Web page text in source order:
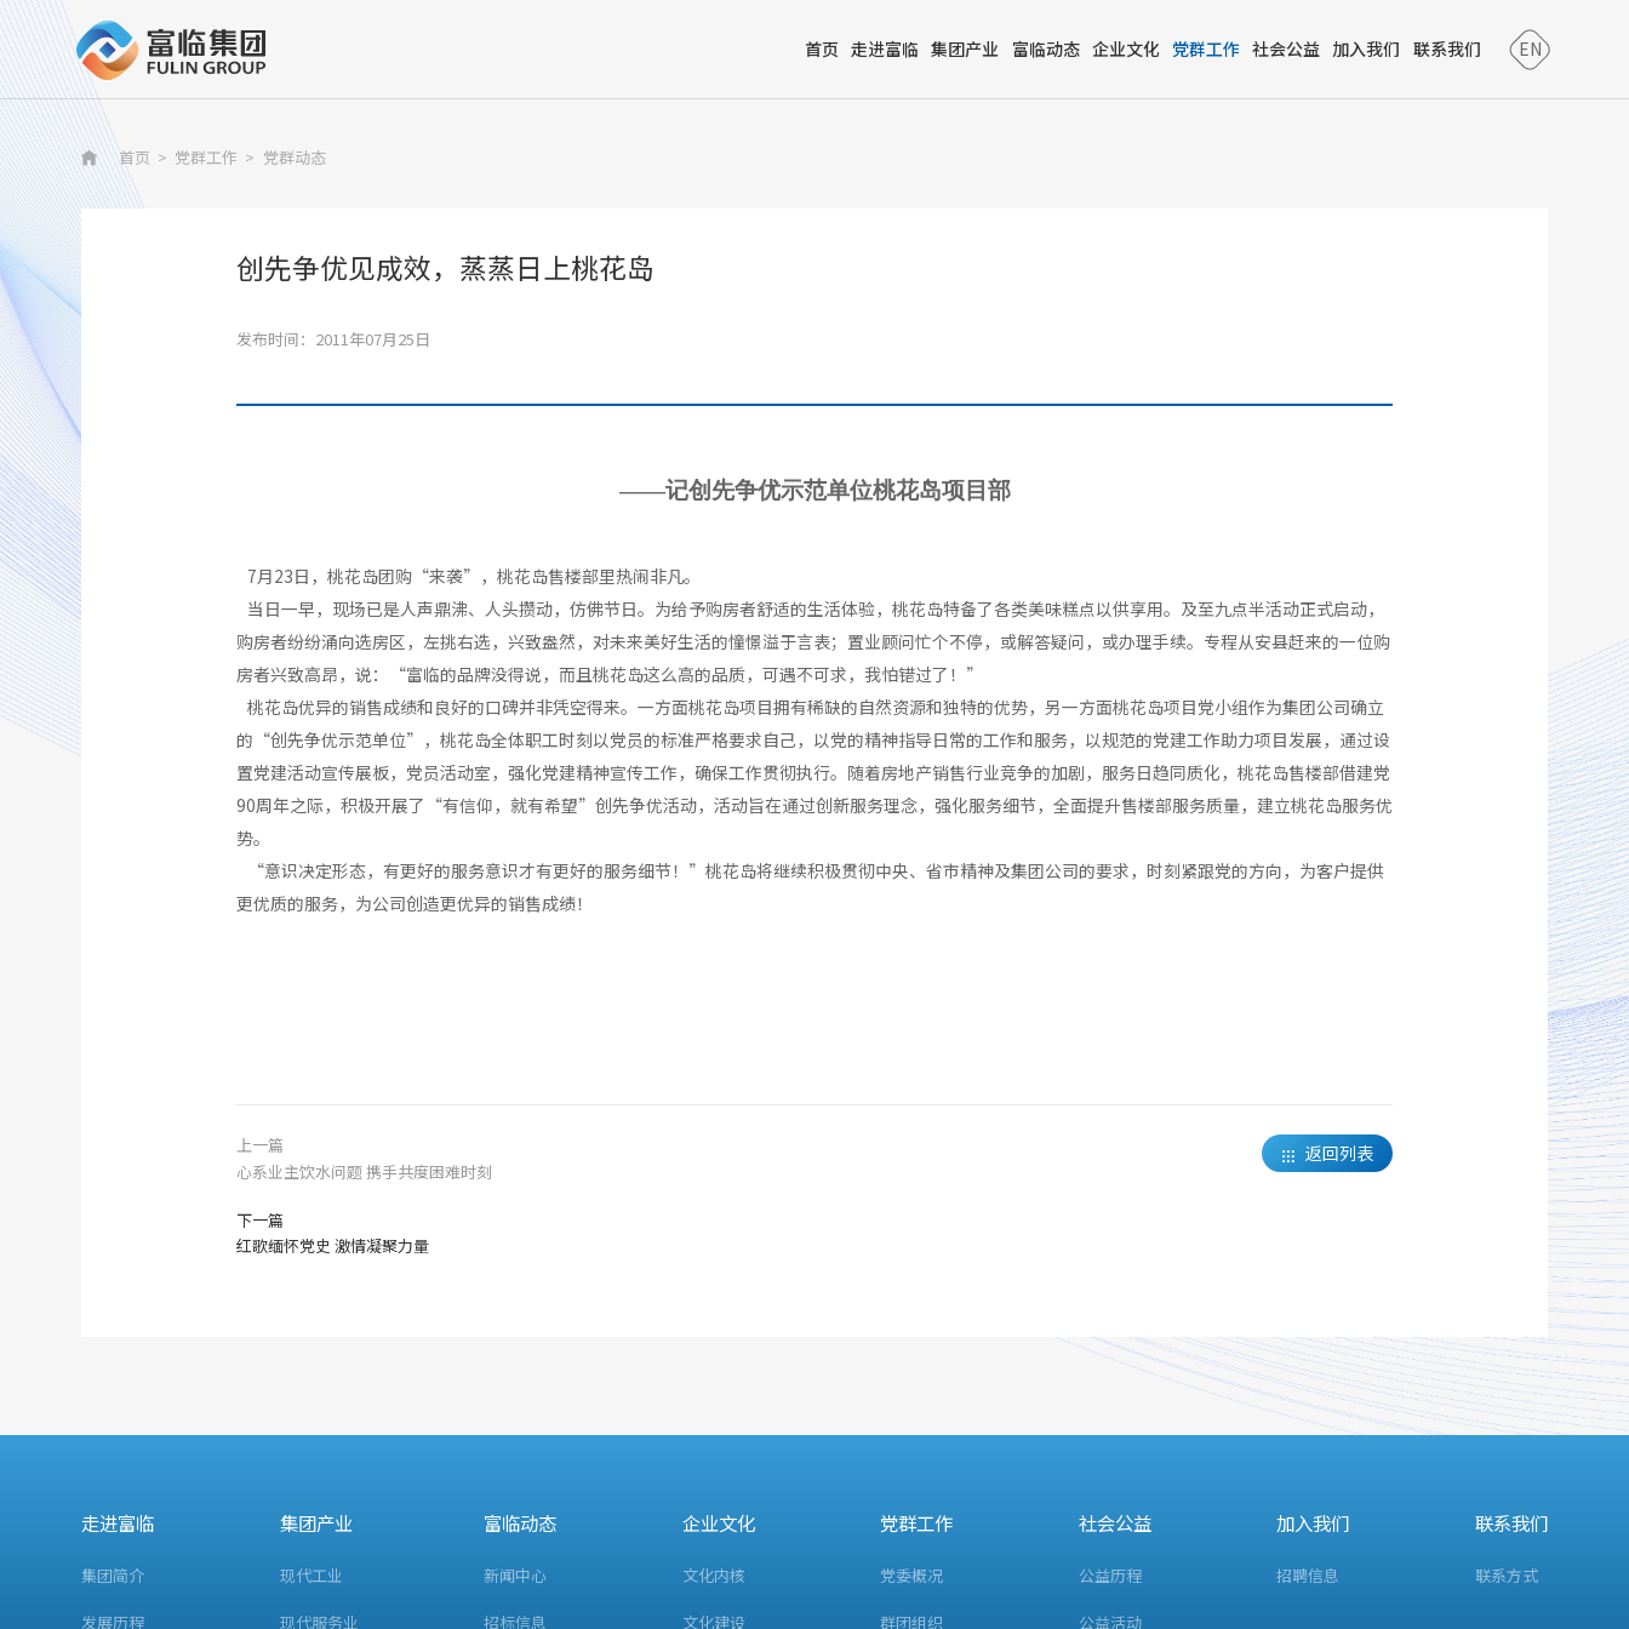
首页 走进富临 集团产业 富临动态 企业文化 党群工作 社会公益 加入我们 联系我们 EN
 首页 > 党群工作 > 党群动态
创先争优见成效，蒸蒸日上桃花岛
发布时间：2011年07月25日
——记创先争优示范单位桃花岛项目部
7月23日，桃花岛团购“来袭”，桃花岛售楼部里热闹非凡。
当日一早，现场已是人声鼎沸、人头攒动，仿佛节日。为给予购房者舒适的生活体验，桃花岛特备了各类美味糕点以供享用。及至九点半活动正式启动，
购房者纷纷涌向选房区，左挑右选，兴致盎然，对未来美好生活的憧憬溢于言表；置业顾问忙个不停，或解答疑问，或办理手续。专程从安县赶来的一位购
房者兴致高昂，说：“富临的品牌没得说，而且桃花岛这么高的品质，可遇不可求，我怕错过了！”
桃花岛优异的销售成绩和良好的口碑并非凭空得来。一方面桃花岛项目拥有稀缺的自然资源和独特的优势，另一方面桃花岛项目党小组作为集团公司确立
的“创先争优示范单位”，桃花岛全体职工时刻以党员的标准严格要求自己，以党的精神指导日常的工作和服务，以规范的党建工作助力项目发展，通过设
置党建活动宣传展板，党员活动室，强化党建精神宣传工作，确保工作贯彻执行。随着房地产销售行业竞争的加剧，服务日趋同质化，桃花岛售楼部借建党
90周年之际，积极开展了“有信仰，就有希望”创先争优活动，活动旨在通过创新服务理念，强化服务细节，全面提升售楼部服务质量，建立桃花岛服务优
势。
“意识决定形态，有更好的服务意识才有更好的服务细节！”桃花岛将继续积极贯彻中央、省市精神及集团公司的要求，时刻紧跟党的方向，为客户提供
更优质的服务，为公司创造更优异的销售成绩！
上一篇
心系业主饮水问题 携手共度困难时刻
下一篇
红歌缅怀党史 激情凝聚力量
 返回列表
走进富临
集团简介
发展历程
集团产业
现代工业
现代服务业
富临动态
新闻中心
招标信息
企业文化
文化内核
文化建设
党群工作
党委概况
群团组织
社会公益
公益历程
公益活动
加入我们
招聘信息
联系我们
联系方式